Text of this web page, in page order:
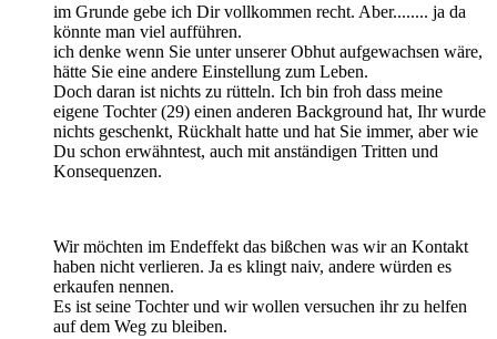
im Grunde gebe ich Dir vollkommen recht. Aber........ ja da
könnte man viel aufführen.
ich denke wenn Sie unter unserer Obhut aufgewachsen wäre,
hätte Sie eine andere Einstellung zum Leben.
Doch daran ist nichts zu rütteln. Ich bin froh dass meine
eigene Tochter (29) einen anderen Background hat, Ihr wurde
nichts geschenkt, Rückhalt hatte und hat Sie immer, aber wie
Du schon erwähntest, auch mit anständigen Tritten und
Konsequenzen.
Wir möchten im Endeffekt das bißchen was wir an Kontakt
haben nicht verlieren. Ja es klingt naiv, andere würden es
erkaufen nennen.
Es ist seine Tochter und wir wollen versuchen ihr zu helfen
auf dem Weg zu bleiben.